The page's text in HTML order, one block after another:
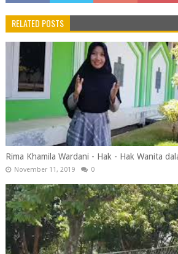
RELATED POSTS
Rima Khamila Wardani - Hak - Hak Wanita
November 11, 2019 0